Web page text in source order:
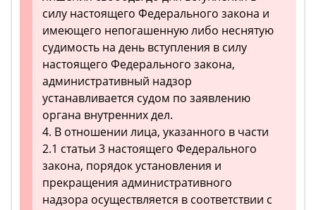
силу настоящего Федерального закона и
имеющего непогашенную либо неснятую
судимость на день вступления в силу
настоящего Федерального закона,
административный надзор
устанавливается судом по заявлению
органа внутренних дел.
4. В отношении лица, указанного в части
2.1 статьи 3 настоящего Федерального
закона, порядок установления и
прекращения административного
надзора осуществляется в соответствии с